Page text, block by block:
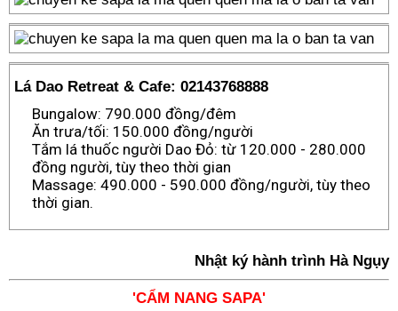
Lá Dao Retreat & Cafe: 02143768888
Bungalow: 790.000 đồng/đêm
Ăn trưa/tối: 150.000 đồng/người
Tắm lá thuốc người Dao Đỏ: từ 120.000 - 280.000
đồng người, tùy theo thời gian
Massage: 490.000 - 590.000 đồng/người, tùy theo
thời gian.
Nhật ký hành trình Hà Ngụy
'CẨM NANG SAPA'